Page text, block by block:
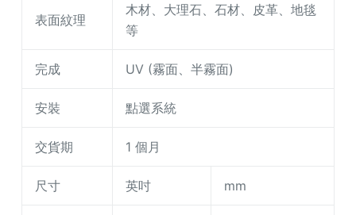
表面紋理
木材、大理石、石材、皮革、地毯
等
完成 UV (霧面、半霧面)
安裝 點選系統
交貨期 1 個月
尺寸 英吋 mm